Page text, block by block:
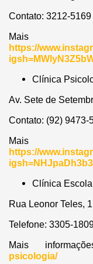
Contato: 3212-5169
Mais
https://
Clínica
Av. Sete de
Contato: (92) 9473-
Mais
https://
Clínica
Rua Leonor Teles,
Telefone: 3305-
Mais
psicologia/